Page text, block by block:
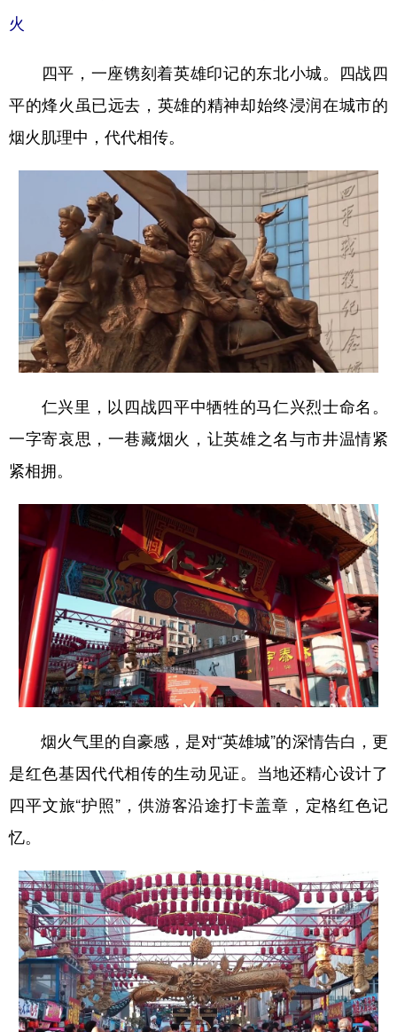
北京 天津 河北 山西
河南 湖北 湖南
广东 广西 海南 重庆
四川 贵州 云南
陕西 甘肃 青海 宁夏
新疆 内蒙古 黑龙江
多语种频道
English Español Français عربى
Deutsch Português
火
四平，一座镌刻着英雄印记的东北小城。四战四
平的烽火虽已远去，英雄的精神却始终浸润在城市的
烟火肌理中，代代相传。
仁兴里，以四战四平中牺牲的马仁兴烈士命名。
一字寄哀思，一巷藏烟火，让英雄之名与市井温情紧
紧相拥。
烟火气里的自豪感，是对“英雄城”的深情告白，更
是红色基因代代相传的生动见证。当地还精心设计了
四平文旅“护照”，供游客沿途打卡盖章，定格红色记
忆。